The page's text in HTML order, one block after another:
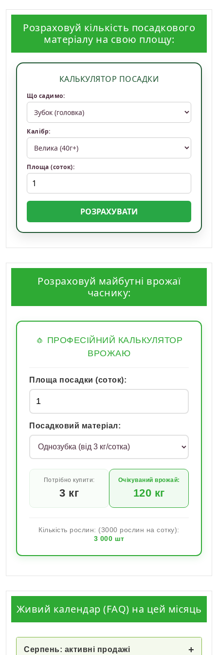
Розраховуй кількість посадкового
матеріалу на свою площу:
КАЛЬКУЛЯТОР ПОСАДКИ
Що садимо:
Калібр:
Площа (соток):
РОЗРАХУВАТИ
Розраховуй майбутні врожаї
часнику:
🧄 ПРОФЕСІЙНИЙ КАЛЬКУЛЯТОР
ВРОЖАЮ
Площа посадки (соток):
Посадковий матеріал:
Потрібно купити:
3 кг
Очікуваний врожай:
120 кг
Кількість рослин: (3000 рослин на сотку):
3 000 шт
Живий календар (FAQ) на цей місяць
Серпень: активні продажі +